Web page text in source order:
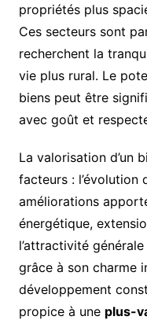
propriétés plus
Ces secteurs sont
recherchent la
vie plus rural. Le
biens peut être
avec goût et
La valorisation d’un
facteurs : l’évolution
améliorations
énergétique,
l’attractivité
grâce à son charme
développement
propice à une plus-